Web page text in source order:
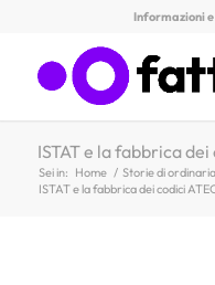
Informazioni e
ISTAT e la fabbrica dei
Sei in: Home / Storie di
ISTAT e la fabbrica dei codici